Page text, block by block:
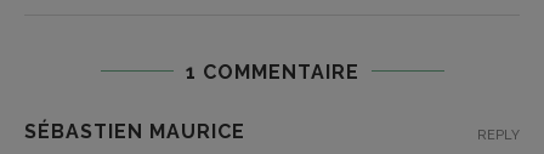
1 COMMENTAIRE
SÉBASTIEN MAURICE REPLY